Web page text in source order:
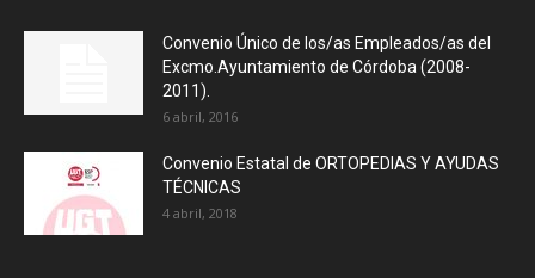
Convenio Único de los/as Empleados/as del
Excmo.Ayuntamiento de Córdoba (2008-
2011).
6 abril, 2016
Convenio Estatal de ORTOPEDIAS Y AYUDAS
TÉCNICAS
4 abril, 2018